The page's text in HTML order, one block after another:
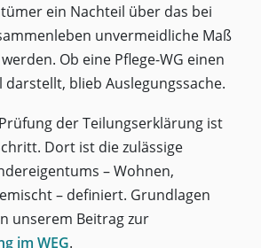
ein Nachteil über das bei
unvermeidliche Maß
Ob eine Pflege-WG einen
blieb Auslegungssache.
der Teilungserklärung ist
Dort ist die zulässige
– Wohnen,
– definiert. Grundlagen
unserem Beitrag zur
im WEG.